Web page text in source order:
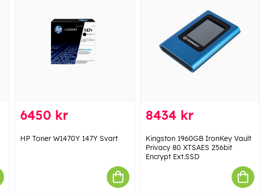
6450 kr
HP Toner W1470Y 147Y Svart
8434 kr
Kingston 1960GB IronKey Vault
Privacy 80 XTSAES 256bit
Encrypt Ext.SSD